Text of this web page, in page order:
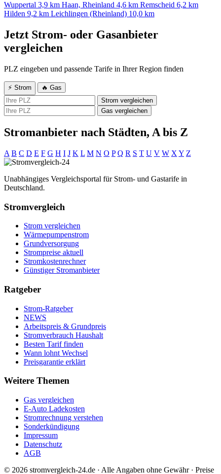
Wuppertal 3,9 km Haan, Rheinland 4,6 km Remscheid 6,2 km
Hilden 9,2 km Leichlingen (Rheinland) 10,0 km
Jetzt Strom- oder Gasanbieter
vergleichen
PLZ eingeben und passende Tarife in Ihrer Region finden
⚡ Strom
🔥 Gas
Strom vergleichen
Gas vergleichen
Stromanbieter nach Städten, A bis Z
A B C D E F G H I J K L M N O P Q R S T U V W X Y Z
Unabhängiges Vergleichsportal für Strom- und Gastarife in
Deutschland.
Stromvergleich
Strom vergleichen
Wärmepumpenstrom
Grundversorgung
Strompreise aktuell
Stromkostenrechner
Günstiger Stromanbieter
Ratgeber
Strom-Ratgeber
NEWS
Arbeitspreis & Grundpreis
Stromverbrauch Haushalt
Besten Tarif finden
Wann lohnt Wechsel
Preisgarantie erklärt
Weitere Themen
Gas vergleichen
E-Auto Ladekosten
Stromrechnung verstehen
Sonderkündigung
Impressum
Datenschutz
AGB
© 2026 stromvergleich-24.de · Alle Angaben ohne Gewähr · Preise